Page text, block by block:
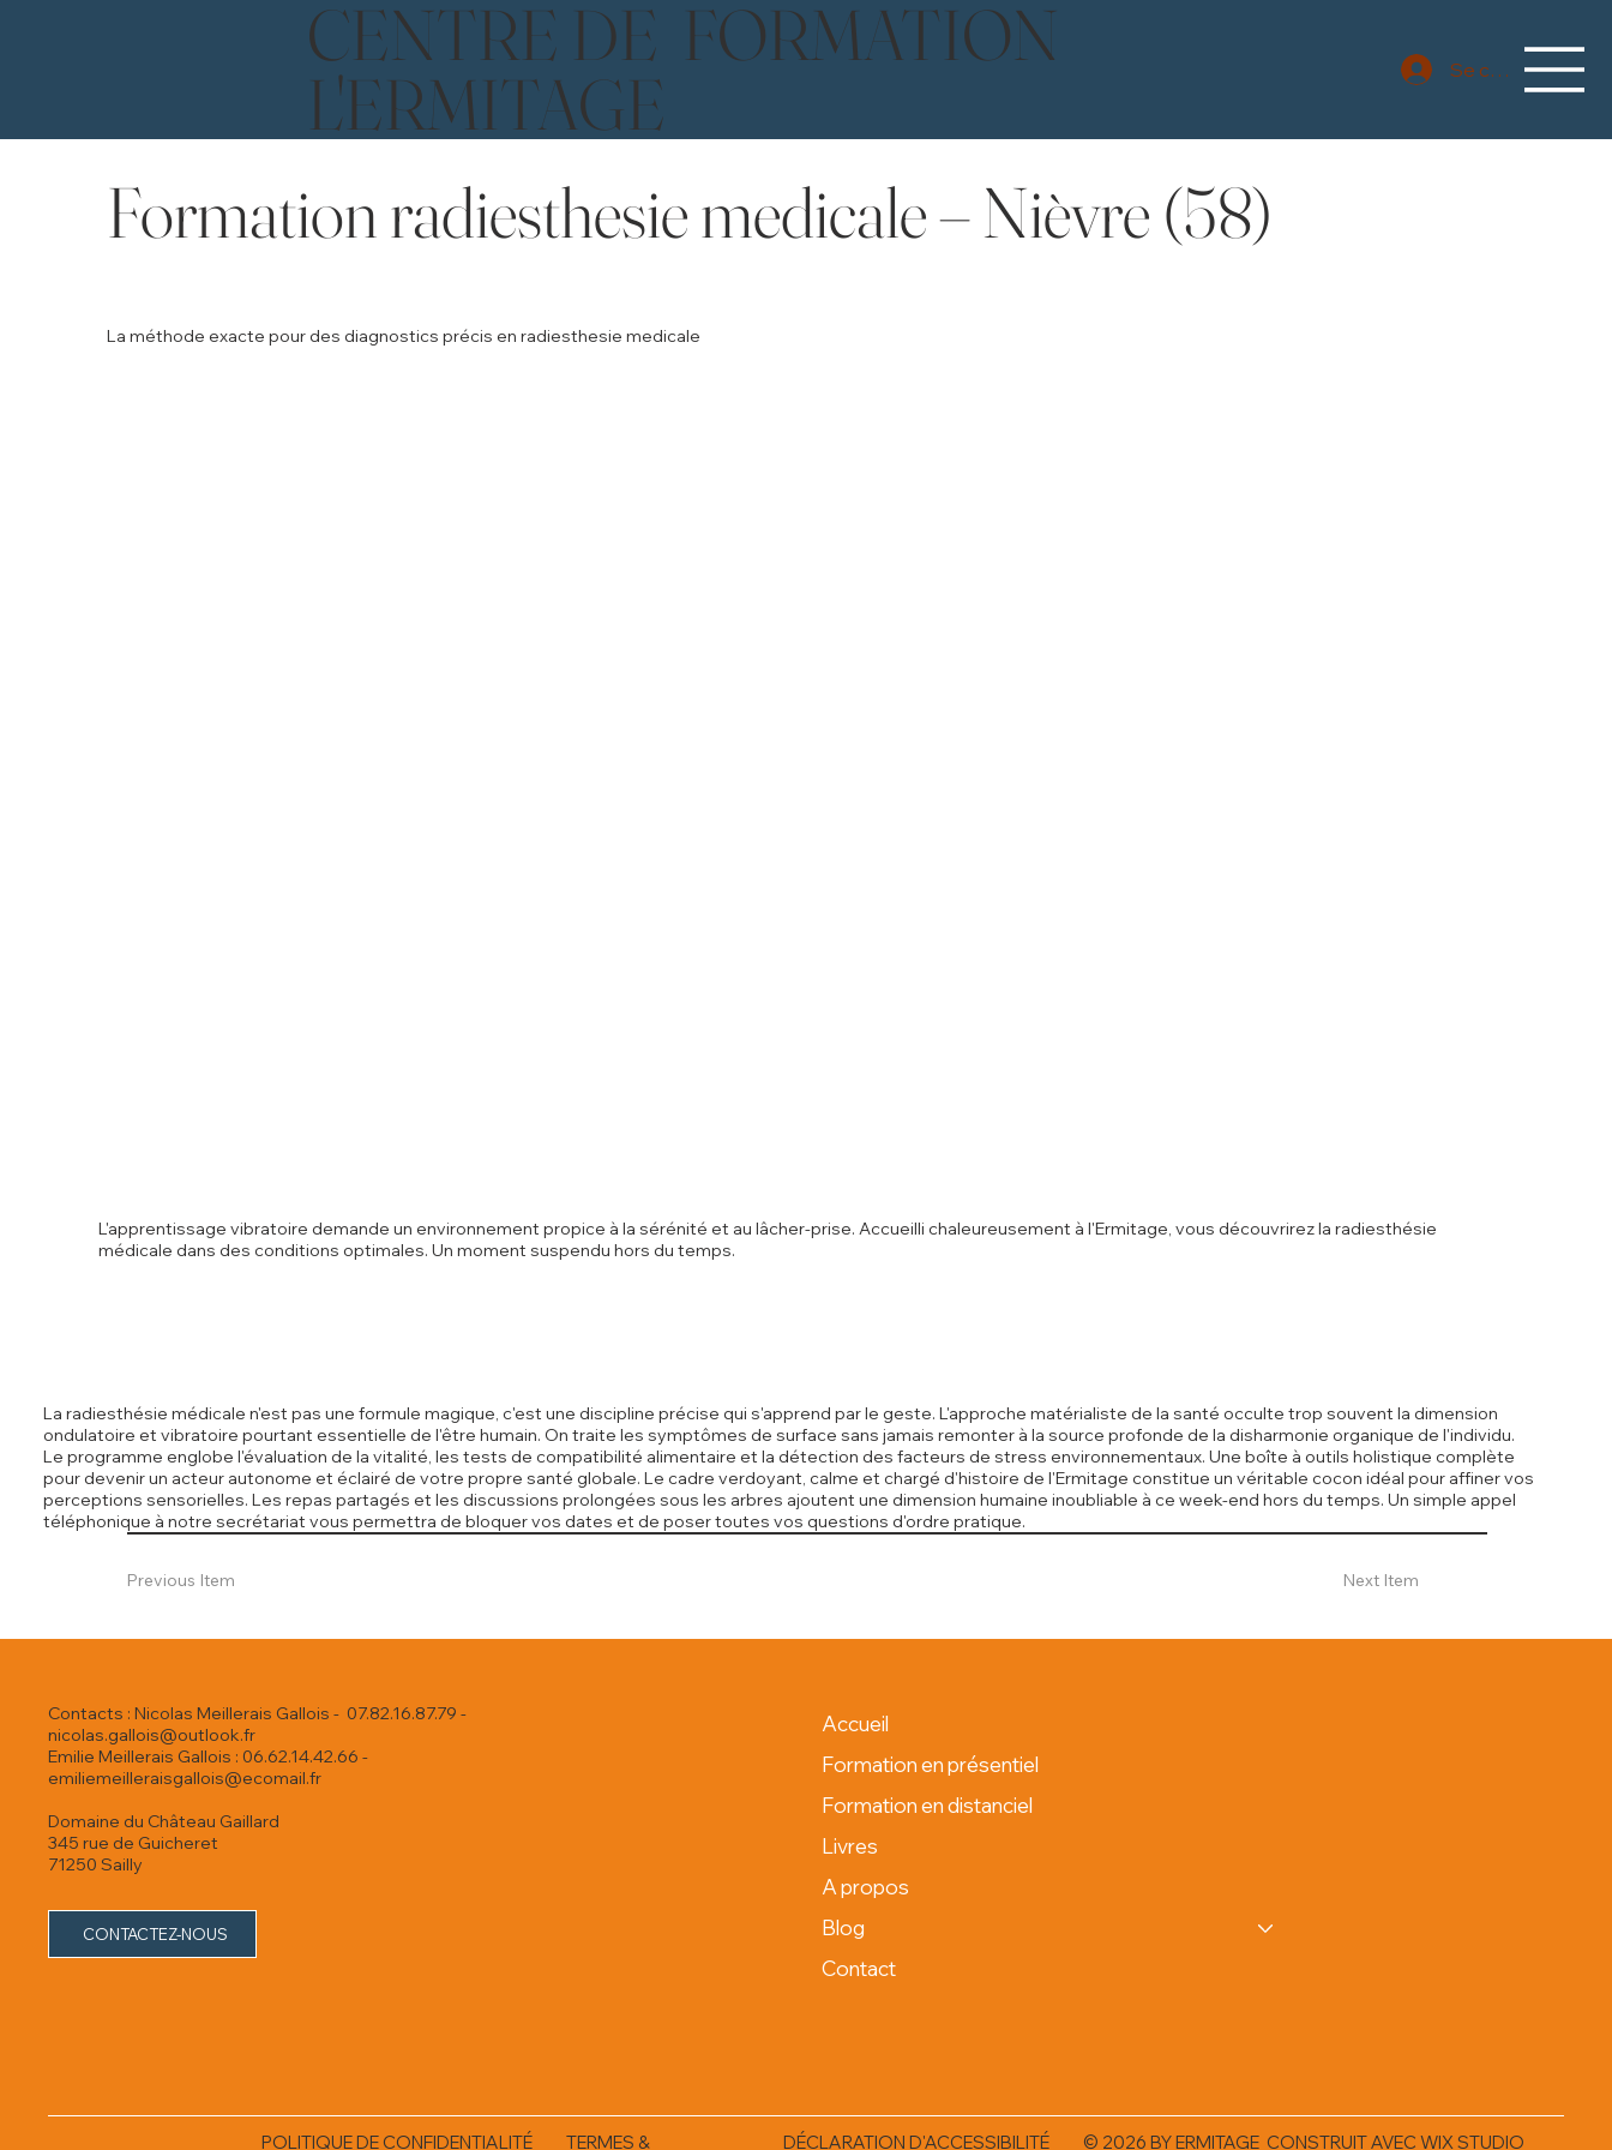
CENTRE DE FORMATION
L'ERMITAGE Se connecter
Formation radiesthesie medicale – Nièvre (58)
La méthode exacte pour des diagnostics précis en radiesthesie medicale
L'apprentissage vibratoire demande un environnement propice à la sérénité et au lâcher-prise. Accueilli chaleureusement à l'Ermitage, vous découvrirez la radiesthésie
médicale dans des conditions optimales. Un moment suspendu hors du temps.
La radiesthésie médicale n'est pas une formule magique, c'est une discipline précise qui s'apprend par le geste. L'approche matérialiste de la santé occulte trop souvent la dimension
ondulatoire et vibratoire pourtant essentielle de l'être humain. On traite les symptômes de surface sans jamais remonter à la source profonde de la disharmonie organique de l'individu.
Le programme englobe l'évaluation de la vitalité, les tests de compatibilité alimentaire et la détection des facteurs de stress environnementaux. Une boîte à outils holistique complète
pour devenir un acteur autonome et éclairé de votre propre santé globale. Le cadre verdoyant, calme et chargé d'histoire de l'Ermitage constitue un véritable cocon idéal pour affiner vos
perceptions sensorielles. Les repas partagés et les discussions prolongées sous les arbres ajoutent une dimension humaine inoubliable à ce week-end hors du temps. Un simple appel
téléphonique à notre secrétariat vous permettra de bloquer vos dates et de poser toutes vos questions d'ordre pratique.
Previous Item Next Item
Contacts : Nicolas Meillerais Gallois - 07.82.16.87.79 -
nicolas.gallois@outlook.fr
Emilie Meillerais Gallois : 06.62.14.42.66 -
emiliemeilleraisgallois@ecomail.fr
Domaine du Château Gaillard
345 rue de Guicheret
71250 Sailly
CONTACTEZ-NOUS
POLITIQUE DE CONFIDENTIALITÉ TERMES & DÉCLARATION D'ACCESSIBILITÉ © 2026 BY ERMITAGE CONSTRUIT AVEC WIX STUDIO
Accueil
Formation en présentiel
Formation en distanciel
Livres
A propos
Blog
Contact